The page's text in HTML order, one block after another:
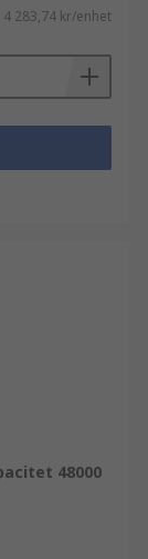
4 283,74 kr/enhet
48000